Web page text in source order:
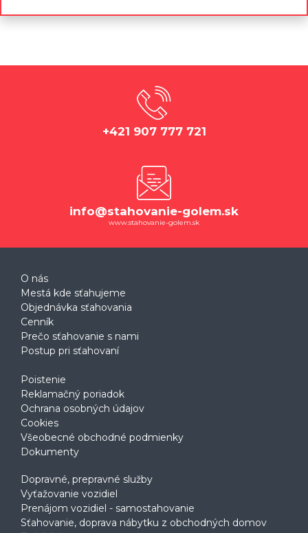
+421 907 777 721
info@stahovanie-golem.sk
www.stahovanie-golem.sk
O nás
Mestá kde sťahujeme
Objednávka sťahovania
Cenník
Prečo sťahovanie s nami
Postup pri sťahovaní
Poistenie
Reklamačný poriadok
Ochrana osobných údajov
Cookies
Všeobecné obchodné podmienky
Dokumenty
Dopravné, prepravné služby
Vyťažovanie vozidiel
Prenájom vozidiel - samostahovanie
Sťahovanie, doprava nábytku z obchodných domov